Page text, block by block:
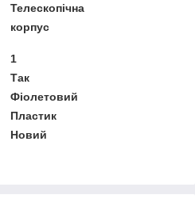
Телескопічна
корпус
1
Так
Фіолетовий
Пластик
Новий